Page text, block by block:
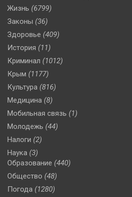
Жизнь (6799)
Законы (36)
Здоровье (409)
История (11)
Криминал (1012)
Крым (1177)
Культура (816)
Медицина (8)
Мобильная связь (1)
Молодежь (44)
Налоги (2)
Наука (3)
Образование (440)
Общество (48)
Погода (1280)